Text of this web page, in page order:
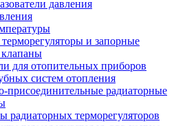
давления
и запорные
для отопительных приборов
систем отопления
присоединительные радиаторные
радиаторных терморегуляторов